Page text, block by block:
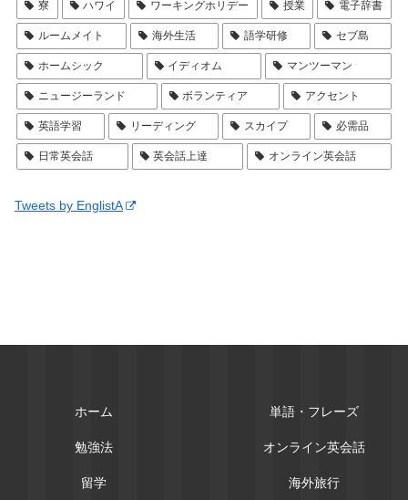
寮 ハワイ ワーキングホリデー 授業 電子辞書
ルームメイト 海外生活 語学研修 セブ島
ホームシック イディオム マンツーマン
ニュージーランド ボランティア アクセント
英語学習 リーディング スカイプ 必需品
日常英会話 英会話上達 オンライン英会話
Tweets by EnglistA
ホーム 単語・フレーズ
勉強法 オンライン英会話
留学 海外旅行